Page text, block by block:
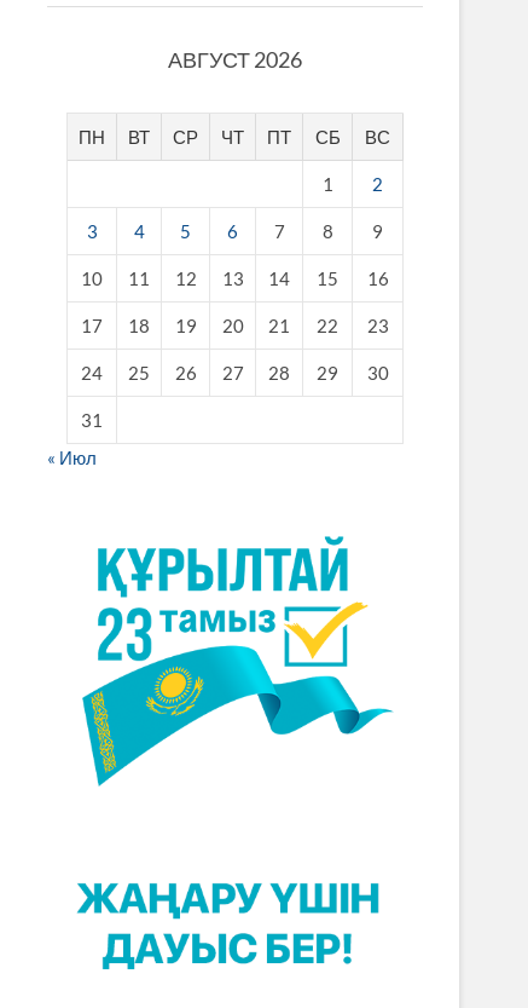
АВГУСТ 2026
ПН ВТ СР ЧТ ПТ СБ ВС
1 2
3 4 5 6 7 8 9
10 11 12 13 14 15 16
17 18 19 20 21 22 23
24 25 26 27 28 29 30
31
« Июл